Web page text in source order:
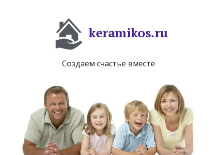
keramikos.ru
Создаем счастье вместе